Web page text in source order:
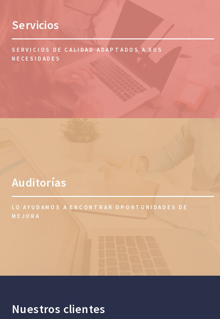
Servicios
SERVICIOS DE CALIDAD ADAPTADOS A SUS
NECESIDADES
Auditorías
LO AYUDAMOS A ENCONTRAR OPORTUNIDADES DE
MEJORA
Nuestros clientes